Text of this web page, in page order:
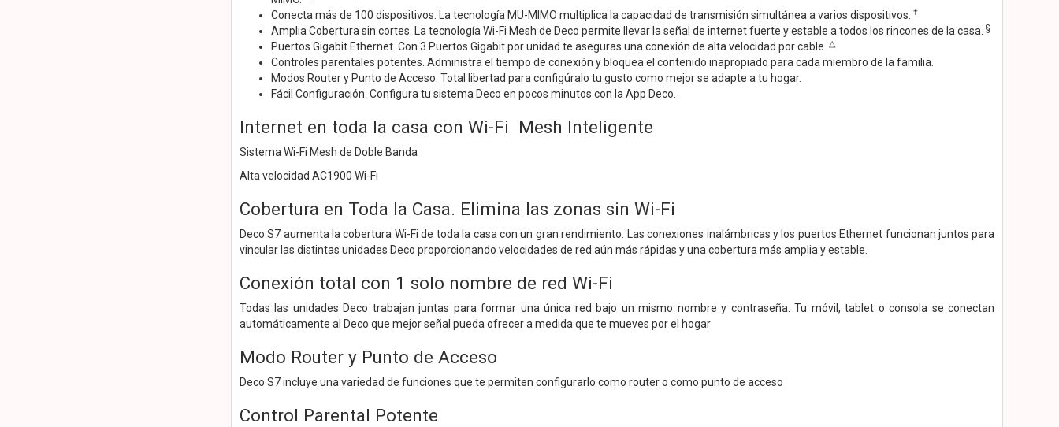
Conecta más de 100 dispositivos. La tecnología MU-MIMO multiplica la capacidad de transmisión simultánea a varios dispositivos. †
Amplia Cobertura sin cortes. La tecnología Wi-Fi Mesh de Deco permite llevar la señal de internet fuerte y estable a todos los rincones de la casa. §
Puertos Gigabit Ethernet. Con 3 Puertos Gigabit por unidad te aseguras una conexión de alta velocidad por cable. △
Controles parentales potentes. Administra el tiempo de conexión y bloquea el contenido inapropiado para cada miembro de la familia.
Modos Router y Punto de Acceso. Total libertad para configúralo tu gusto como mejor se adapte a tu hogar.
Fácil Configuración. Configura tu sistema Deco en pocos minutos con la App Deco.
Internet en toda la casa con Wi-Fi Mesh Inteligente
Sistema Wi-Fi Mesh de Doble Banda
Alta velocidad AC1900 Wi-Fi
Cobertura en Toda la Casa. Elimina las zonas sin Wi-Fi
Deco S7 aumenta la cobertura Wi-Fi de toda la casa con un gran rendimiento. Las conexiones inalámbricas y los puertos Ethernet funcionan juntos para
vincular las distintas unidades Deco proporcionando velocidades de red aún más rápidas y una cobertura más amplia y estable.
Conexión total con 1 solo nombre de red Wi-Fi
Todas las unidades Deco trabajan juntas para formar una única red bajo un mismo nombre y contraseña. Tu móvil, tablet o consola se conectan
automáticamente al Deco que mejor señal pueda ofrecer a medida que te mueves por el hogar
Modo Router y Punto de Acceso
Deco S7 incluye una variedad de funciones que te permiten configurarlo como router o como punto de acceso
Control Parental Potente